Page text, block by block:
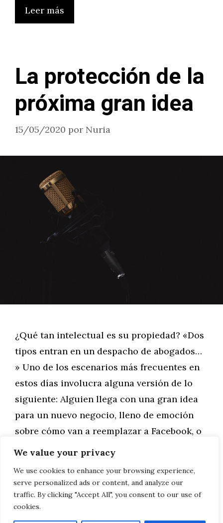
We value your privacy
We use cookies to enhance your browsing experience,
serve personalized ads or content, and analyze our
traffic. By clicking "Accept All", you consent to our use of
cookies.
Leer más
La protección de la
próxima gran idea
15/05/2020 por Nuria
¿Qué tan intelectual es su propiedad? «Dos
tipos entran en un despacho de abogados…
» Uno de los escenarios más frecuentes en
estos días involucra alguna versión de lo
siguiente: Alguien llega con una gran idea
para un nuevo negocio, lleno de emoción
sobre cómo van a reemplazar a Facebook, o
eliminar la necesidad de …
Leer más